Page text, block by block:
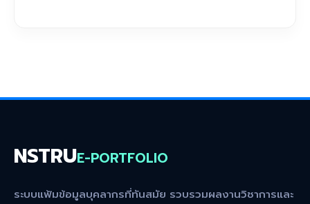
NSTRUE-PORTFOLIO
ระบบแฟ้มข้อมูลบุคลากรที่ทันสมัย รวบรวมผลงานวิชาการและ